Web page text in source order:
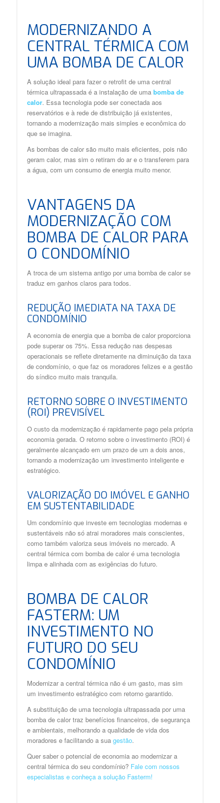
MODERNIZANDO A
CENTRAL TÉRMICA COM
UMA BOMBA DE CALOR
A solução ideal para fazer o retrofit de uma central
térmica ultrapassada é a instalação de uma bomba de
calor. Essa tecnologia pode ser conectada aos
reservatórios e à rede de distribuição já existentes,
tornando a modernização mais simples e econômica do
que se imagina.
As bombas de calor são muito mais eficientes, pois não
geram calor, mas sim o retiram do ar e o transferem para
a água, com um consumo de energia muito menor.
VANTAGENS DA
MODERNIZAÇÃO COM
BOMBA DE CALOR PARA
O CONDOMÍNIO
A troca de um sistema antigo por uma bomba de calor se
traduz em ganhos claros para todos.
REDUÇÃO IMEDIATA NA TAXA DE
CONDOMÍNIO
A economia de energia que a bomba de calor proporciona
pode superar os 75%. Essa redução nas despesas
operacionais se reflete diretamente na diminuição da taxa
de condomínio, o que faz os moradores felizes e a gestão
do síndico muito mais tranquila.
RETORNO SOBRE O INVESTIMENTO
(ROI) PREVISÍVEL
O custo da modernização é rapidamente pago pela própria
economia gerada. O retorno sobre o investimento (ROI) é
geralmente alcançado em um prazo de um a dois anos,
tornando a modernização um investimento inteligente e
estratégico.
VALORIZAÇÃO DO IMÓVEL E GANHO
EM SUSTENTABILIDADE
Um condomínio que investe em tecnologias modernas e
sustentáveis não só atrai moradores mais conscientes,
como também valoriza seus imóveis no mercado. A
central térmica com bomba de calor é uma tecnologia
limpa e alinhada com as exigências do futuro.
BOMBA DE CALOR
FASTERM: UM
INVESTIMENTO NO
FUTURO DO SEU
CONDOMÍNIO
Modernizar a central térmica não é um gasto, mas sim
um investimento estratégico com retorno garantido.
A substituição de uma tecnologia ultrapassada por uma
bomba de calor traz benefícios financeiros, de segurança
e ambientais, melhorando a qualidade de vida dos
moradores e facilitando a sua gestão.
Quer saber o potencial de economia ao modernizar a
central térmica do seu condomínio? Fale com nossos
especialistas e conheça a solução Fasterm!